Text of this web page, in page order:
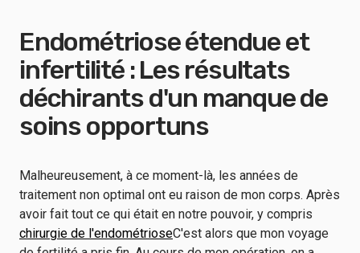
Endométriose étendue et
infertilité : Les résultats
déchirants d'un manque de
soins opportuns
Malheureusement, à ce moment-là, les années de
traitement non optimal ont eu raison de mon corps. Après
avoir fait tout ce qui était en notre pouvoir, y compris
chirurgie de l'endométrioseC'est alors que mon voyage